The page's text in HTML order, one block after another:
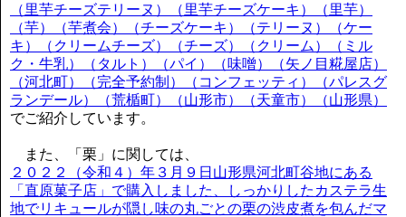
（里芋チーズテリーヌ）（里芋チーズケーキ）（里芋）
（芋）（芋煮会）（チーズケーキ）（テリーヌ）（ケー
キ）（クリームチーズ）（チーズ）（クリーム）（ミル
ク・牛乳）（タルト）（パイ）（味噌）（矢ノ目糀屋店）
（河北町）（完全予約制）（コンフェッティ）（パレスグ
ランデール）（荒楯町）（山形市）（天童市）（山形県）
でご紹介しています。
また、「栗」に関しては、
２０２２（令和４）年３月９日山形県河北町谷地にある
「直原菓子店」で購入しました、しっかりしたカステラ生
地でリキュールが隠し味の丸ごとの栗の渋皮煮を包んだマ